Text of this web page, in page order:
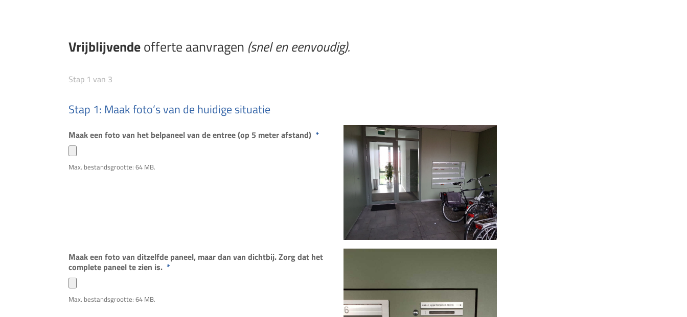
Vrijblijvendeofferte aanvragen (snel en eenvoudig).
Stap 1 van 3
Stap 1: Maak foto’s van de huidige situatie
Maak een foto van het belpaneel van de entree (op 5 meter afstand) *
Max. bestandsgrootte: 64 MB.
Maak een foto van ditzelfde paneel, maar dan van dichtbij. Zorg dat het
complete paneel te zien is. *
Max. bestandsgrootte: 64 MB.